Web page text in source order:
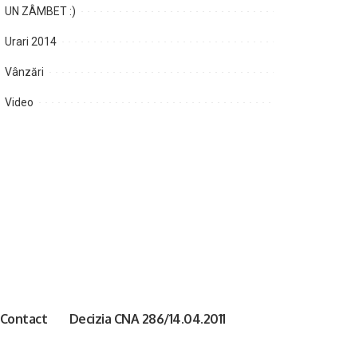
UN ZÂMBET :)
Urari 2014
Vânzări
Video
Contact Decizia CNA 286/14.04.2011